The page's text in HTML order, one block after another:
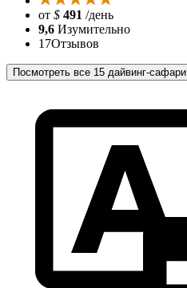
от $ 491 /день
9,6 Изумительно
17Отзывов
Посмотреть все 15 дайвинг-сафари